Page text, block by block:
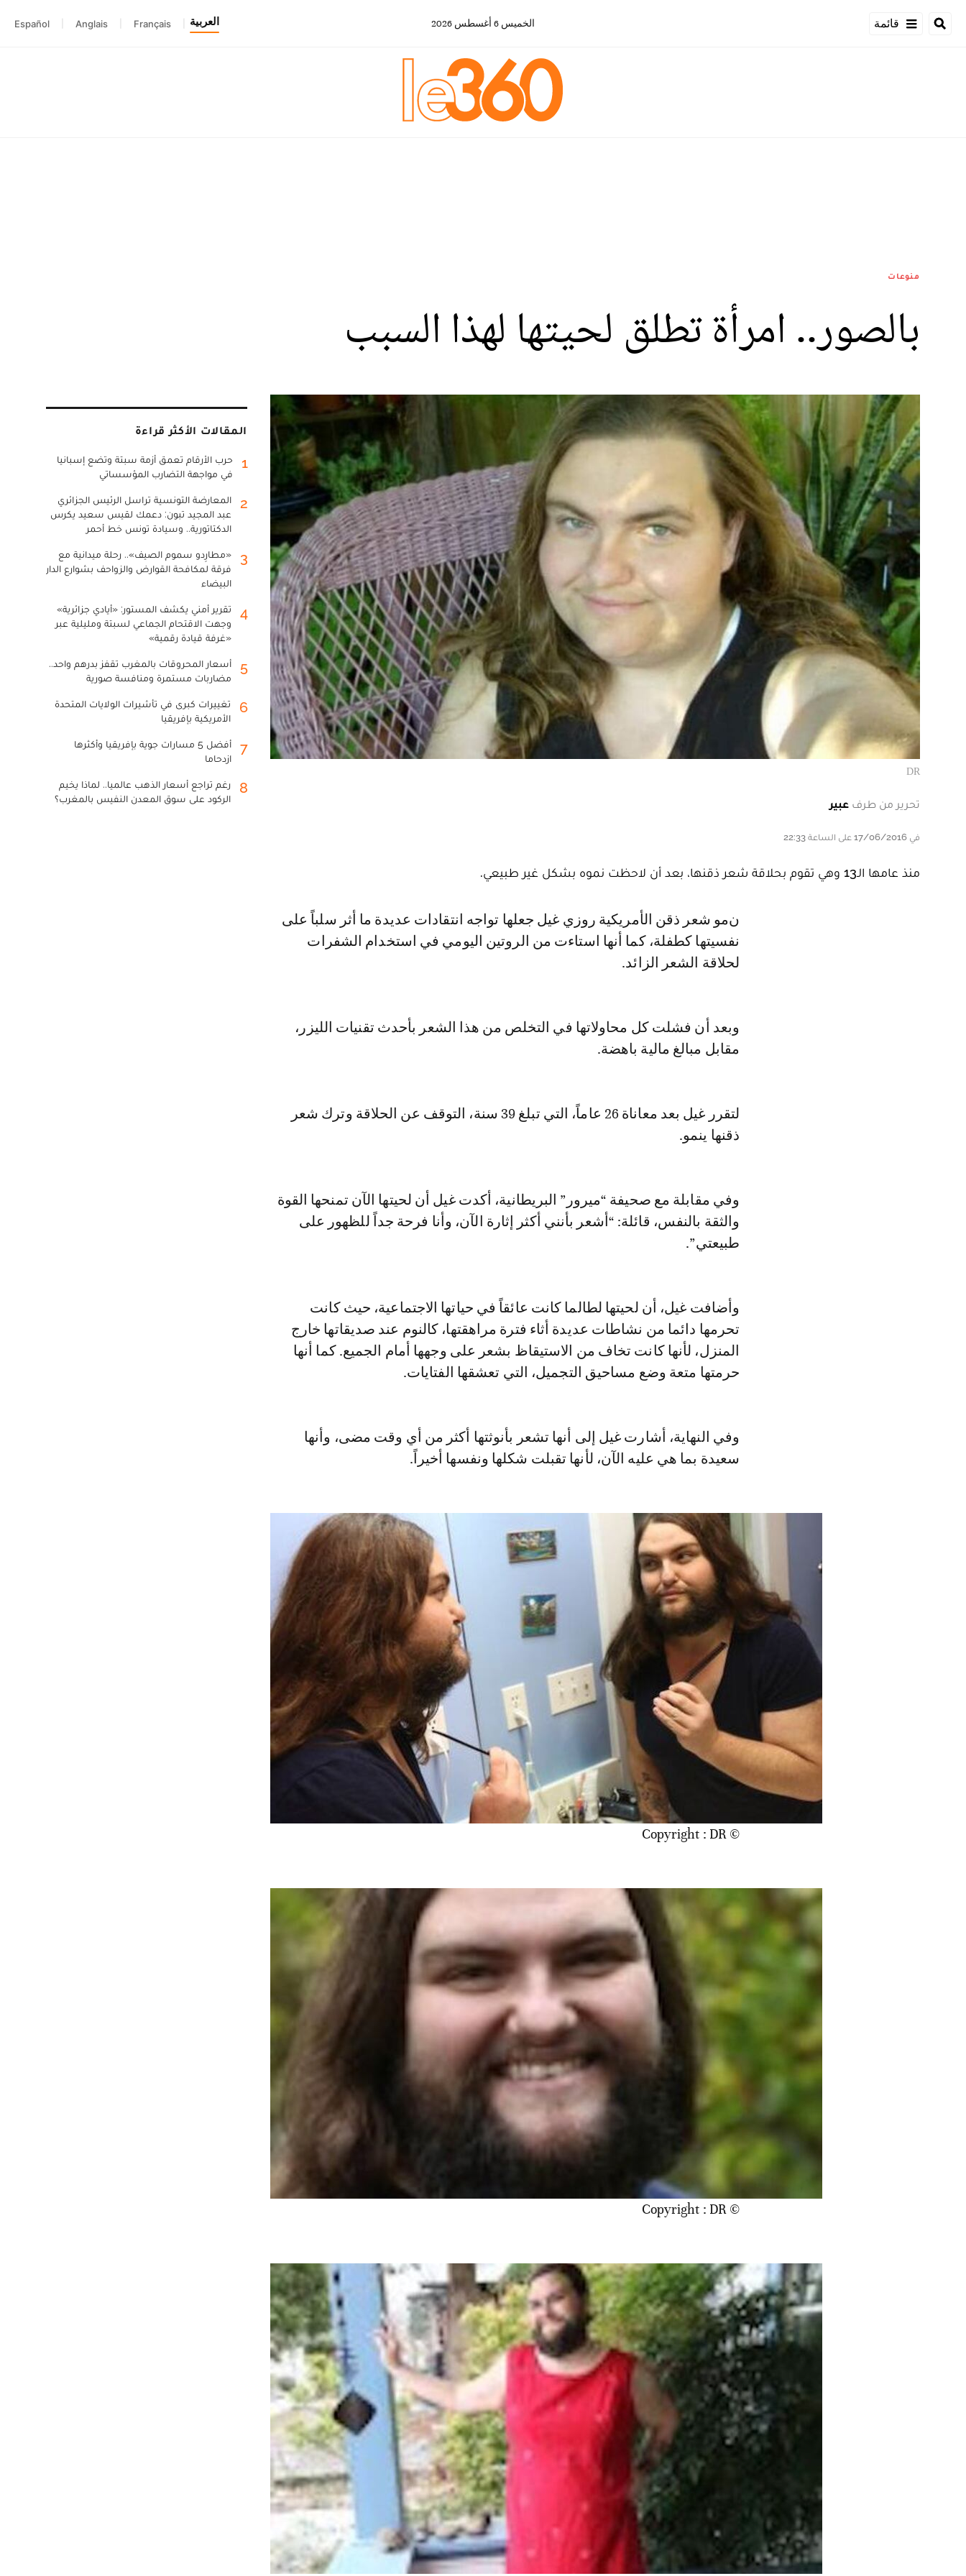
قائمة الخميس 6 أغسطس 2026 العربية Français
Anglais
Español
منوعات
بالصور.. امرأة تطلق لحيتها لهذا السبب
DR
تحرير من طرف عبير
في 17/06/2016 على الساعة 22:33
منذ عامها الـ13 وهي تقوم بحلاقة شعر ذقنها، بعد أن لاحظت نموه بشكل غير طبيعي.
نمو شعر ذقن الأمريكية روزي غيل جعلها تواجه انتقادات عديدة ما أثر سلباً على
نفسيتها كطفلة، كما أنها استاءت من الروتين اليومي في استخدام الشفرات
لحلاقة الشعر الزائد.
وبعد أن فشلت كل محاولاتها في التخلص من هذا الشعر بأحدث تقنيات الليزر،
مقابل مبالغ مالية باهضة.
لتقرر غيل بعد معاناة 26 عاماً، التي تبلغ 39 سنة، التوقف عن الحلاقة وترك شعر
ذقنها ينمو.
وفي مقابلة مع صحيفة “ميرور” البريطانية، أكدت غيل أن لحيتها الآن تمنحها القوة
والثقة بالنفس، قائلة: “أشعر بأنني أكثر إثارة الآن، وأنا فرحة جداً للظهور على
طبيعتي”.
وأضافت غيل، أن لحيتها لطالما كانت عائقاً في حياتها الاجتماعية، حيث كانت
تحرمها دائما من نشاطات عديدة أثاء فترة مراهقتها، كالنوم عند صديقاتها خارج
المنزل، لأنها كانت تخاف من الاستيقاظ بشعر على وجهها أمام الجميع. كما أنها
حرمتها متعة وضع مساحيق التجميل، التي تعشقها الفتايات.
وفي النهاية، أشارت غيل إلى أنها تشعر بأنوثتها أكثر من أي وقت مضى، وأنها
سعيدة بما هي عليه الآن، لأنها تقبلت شكلها ونفسها أخيراً.
© Copyright : DR
© Copyright : DR
المقالات الأكثر قراءة
1
حرب الأرقام تعمق أزمة سبتة وتضع إسبانيا
في مواجهة التضارب المؤسساتي
2
المعارضة التونسية تراسل الرئيس الجزائري
عبد المجيد تبون: دعمك لقيس سعيد يكرس
الدكتاتورية.. وسيادة تونس خط أحمر
3
«مطارِدو سموم الصيف».. رحلة ميدانية مع
فرقة لمكافحة القوارض والزواحف بشوارع الدار
البيضاء
4
تقرير أمني يكشف المستور: «أيادي جزائرية»
وجهت الاقتحام الجماعي لسبتة ومليلية عبر
«غرفة قيادة رقمية»
5
أسعار المحروقات بالمغرب تقفز بدرهم واحد..
مضاربات مستمرة ومنافسة صورية
6
تغييرات كبرى في تأشيرات الولايات المتحدة
الأمريكية بإفريقيا
7
أفضل 5 مسارات جوية بإفريقيا وأكثرها
ازدحاما
8
رغم تراجع أسعار الذهب عالميا.. لماذا يخيم
الركود على سوق المعدن النفيس بالمغرب؟